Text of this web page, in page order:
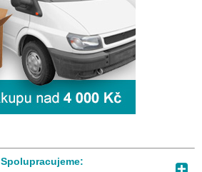
Spolupracujeme: